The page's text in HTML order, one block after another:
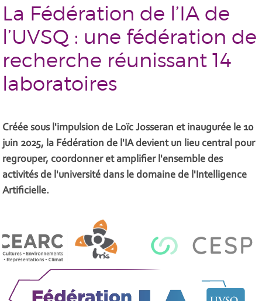
La Fédération de l’IA de
l’UVSQ : une fédération de
recherche réunissant 14
laboratoires
Créée sous l'impulsion de Loïc Josseran et inaugurée le 10
juin 2025, la Fédération de l'IA devient un lieu central pour
regrouper, coordonner et amplifier l'ensemble des
activités de l'université dans le domaine de l'Intelligence
Artificielle.